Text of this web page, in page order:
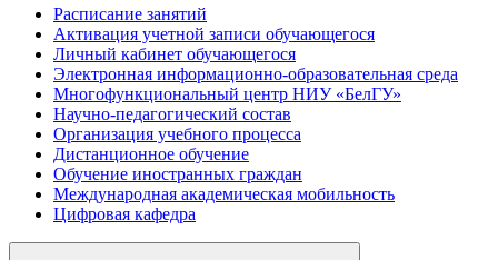
Расписание занятий
Активация учетной записи обучающегося
Личный кабинет обучающегося
Электронная информационно-образовательная среда
Многофункциональный центр НИУ «БелГУ»
Научно-педагогический состав
Организация учебного процесса
Дистанционное обучение
Обучение иностранных граждан
Международная академическая мобильность
Цифровая кафедра